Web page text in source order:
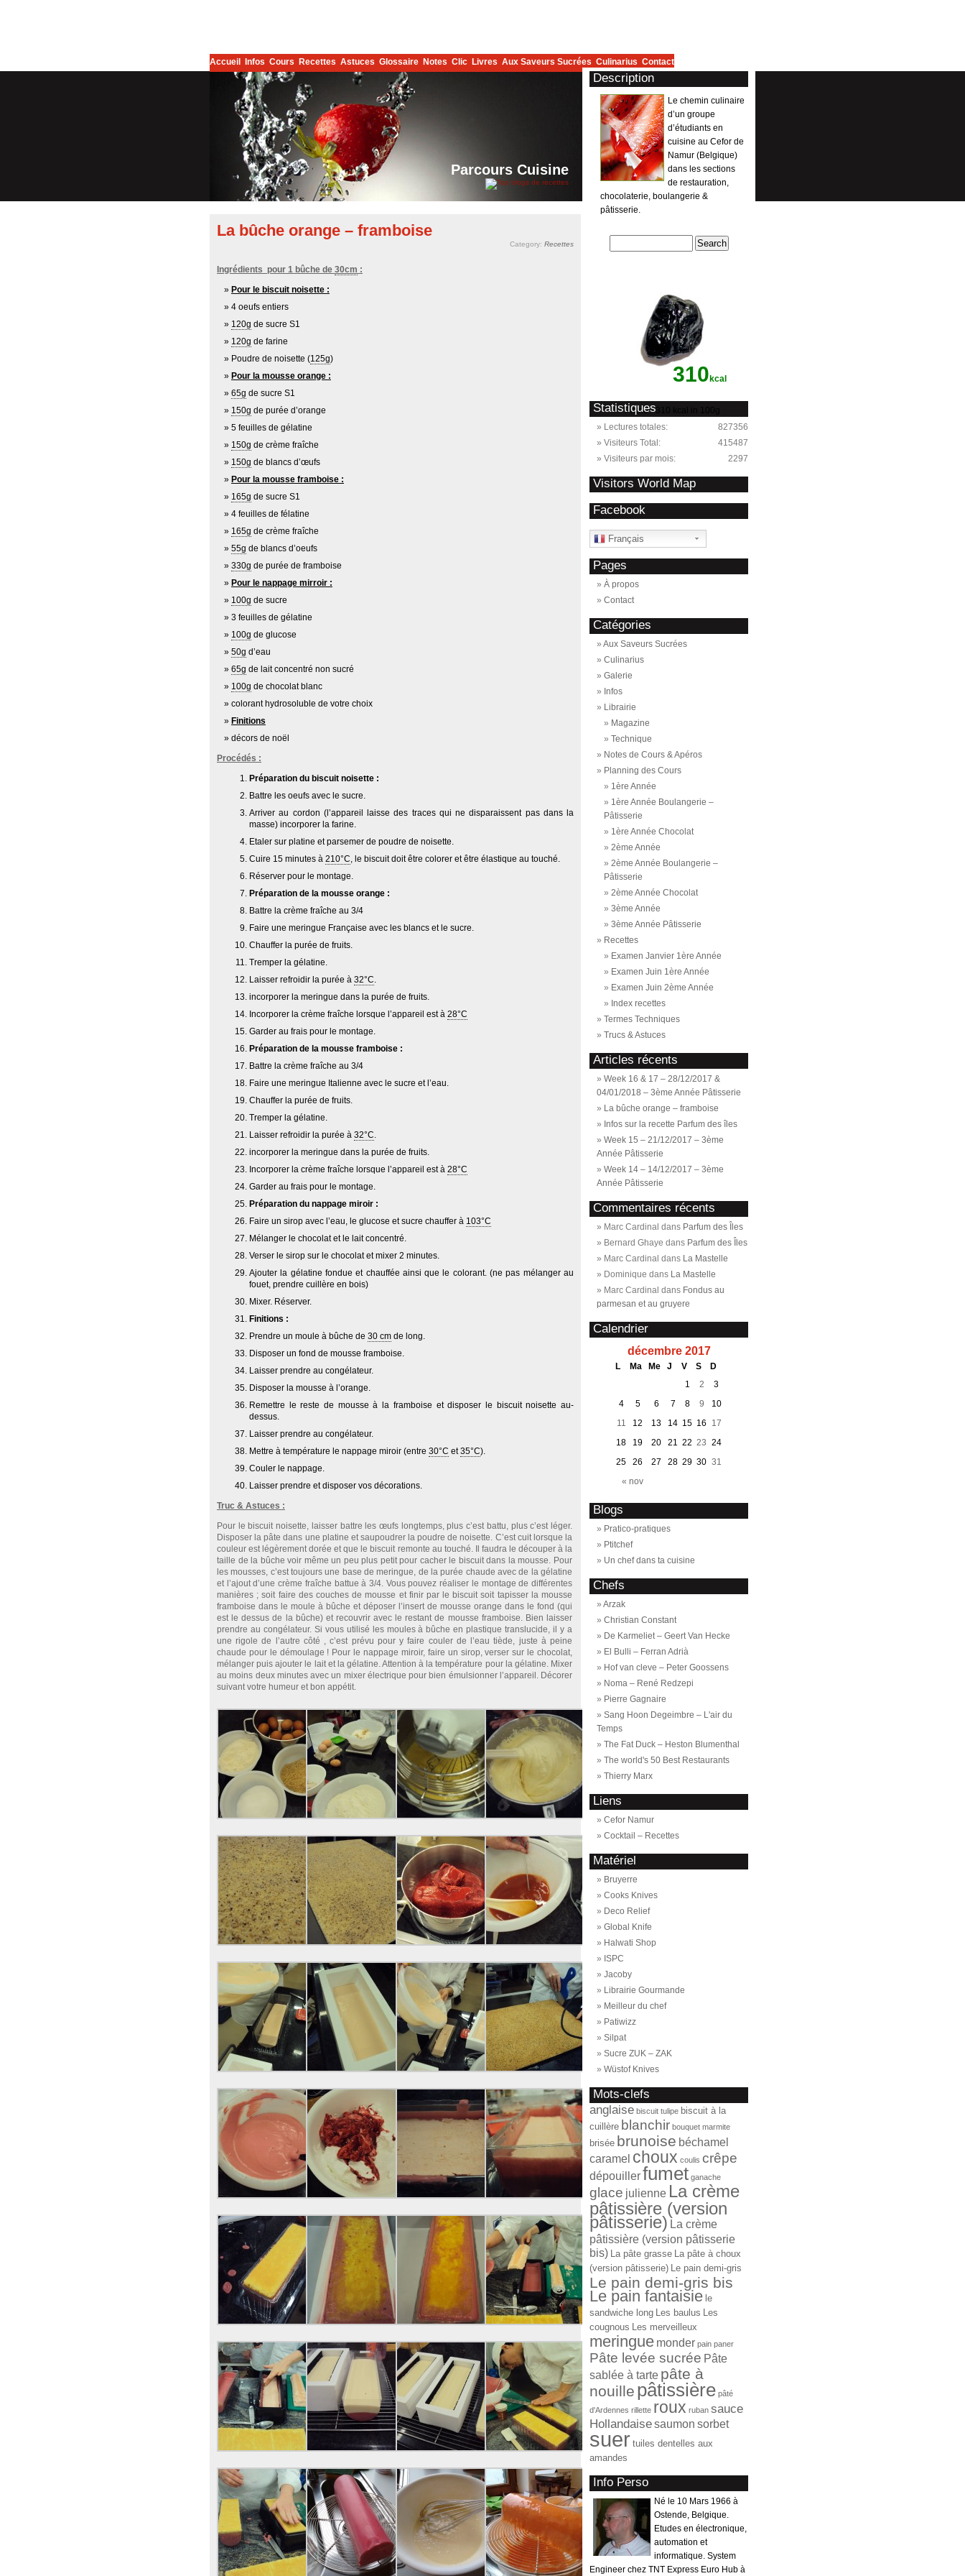
Accueil Infos Cours Recettes Astuces Glossaire Notes Clic Livres Aux Saveurs Sucrées Culinarius Contact
Parcours Cuisine
La bûche orange – framboise
Category: Recettes
Ingrédients pour 1 bûche de 30cm :
Pour le biscuit noisette :
4 oeufs entiers
120g de sucre S1
120g de farine
Poudre de noisette (125g)
Pour la mousse orange :
65g de sucre S1
150g de purée d’orange
5 feuilles de gélatine
150g de crème fraîche
150g de blancs d’œufs
Pour la mousse framboise :
165g de sucre S1
4 feuilles de félatine
165g de crème fraîche
55g de blancs d’oeufs
330g de purée de framboise
Pour le nappage mirroir :
100g de sucre
3 feuilles de gélatine
100g de glucose
50g d’eau
65g de lait concentré non sucré
100g de chocolat blanc
colorant hydrosoluble de votre choix
Finitions
décors de noël
Procédés :
Préparation du biscuit noisette :
Battre les oeufs avec le sucre.
Arriver au cordon (l’appareil laisse des traces qui ne disparaissent pas dans la
masse) incorporer la farine.
Etaler sur platine et parsemer de poudre de noisette.
Cuire 15 minutes à 210°C, le biscuit doit être colorer et être élastique au touché.
Réserver pour le montage.
Préparation de la mousse orange :
Battre la crème fraîche au 3/4
Faire une meringue Française avec les blancs et le sucre.
Chauffer la purée de fruits.
Tremper la gélatine.
Laisser refroidir la purée à 32°C.
incorporer la meringue dans la purée de fruits.
Incorporer la crème fraîche lorsque l’appareil est à 28°C
Garder au frais pour le montage.
Préparation de la mousse framboise :
Battre la crème fraîche au 3/4
Faire une meringue Italienne avec le sucre et l’eau.
Chauffer la purée de fruits.
Tremper la gélatine.
Laisser refroidir la purée à 32°C.
incorporer la meringue dans la purée de fruits.
Incorporer la crème fraîche lorsque l’appareil est à 28°C
Garder au frais pour le montage.
Préparation du nappage miroir :
Faire un sirop avec l’eau, le glucose et sucre chauffer à 103°C
Mélanger le chocolat et le lait concentré.
Verser le sirop sur le chocolat et mixer 2 minutes.
Ajouter la gélatine fondue et chauffée ainsi que le colorant. (ne pas mélanger au
fouet, prendre cuillère en bois)
Mixer. Réserver.
Finitions :
Prendre un moule à bûche de 30 cm de long.
Disposer un fond de mousse framboise.
Laisser prendre au congélateur.
Disposer la mousse à l’orange.
Remettre le reste de mousse à la framboise et disposer le biscuit noisette au-
dessus.
Laisser prendre au congélateur.
Mettre à température le nappage miroir (entre 30°C et35°C).
Couler le nappage.
Laisser prendre et disposer vos décorations.
Truc & Astuces :
Pour le biscuit noisette, laisser battre les œufs longtemps, plus c’est battu, plus c’est léger.
Disposer la pâte dans une platine et saupoudrer la poudre de noisette. C’est cuit lorsque la
couleur est légèrement dorée et que le biscuit remonte au touché. Il faudra le découper à la
taille de la bûche voir même un peu plus petit pour cacher le biscuit dans la mousse. Pour
les mousses, c’est toujours une base de meringue, de la purée chaude avec de la gélatine
et l’ajout d’une crème fraîche battue à 3/4. Vous pouvez réaliser le montage de différentes
manières ; soit faire des couches de mousse et finir par le biscuit soit tapisser la mousse
framboise dans le moule à bûche et déposer l’insert de mousse orange dans le fond (qui
est le dessus de la bûche) et recouvrir avec le restant de mousse framboise. Bien laisser
prendre au congélateur. Si vous utilisé les moules à bûche en plastique translucide, il y a
une rigole de l’autre côté , c’est prévu pour y faire couler de l’eau tiède, juste à peine
chaude pour le démoulage ! Pour le nappage miroir, faire un sirop, verser sur le chocolat,
mélanger puis ajouter le lait et la gélatine. Attention à la température pour la gélatine. Mixer
au moins deux minutes avec un mixer électrique pour bien émulsionner l’appareil. Décorer
suivant votre humeur et bon appétit.
Description
Le chemin culinaire
d’un groupe
d’étudiants en
cuisine au Cefor de
Namur (Belgique)
dans les sections
de restauration,
chocolaterie, boulangerie &
pâtisserie.
310 kcal
Prune - 310 kcal in 100g
Statistiques
827356
Lectures totales:
415487
Visiteurs Total:
2297
Visiteurs par mois:
Visitors World Map
Facebook
Français
Pages
À propos
Contact
Catégories
Aux Saveurs Sucrées
Culinarius
Galerie
Infos
Librairie
Magazine
Technique
Notes de Cours & Apéros
Planning des Cours
1ère Année
1ère Année Boulangerie –
Pâtisserie
1ère Année Chocolat
2ème Année
2ème Année Boulangerie –
Pâtisserie
2ème Année Chocolat
3ème Année
3ème Année Pâtisserie
Recettes
Examen Janvier 1ère Année
Examen Juin 1ère Année
Examen Juin 2ème Année
Index recettes
Termes Techniques
Trucs & Astuces
Articles récents
Week 16 & 17 – 28/12/2017 &
04/01/2018 – 3ème Année Pâtisserie
La bûche orange – framboise
Infos sur la recette Parfum des îles
Week 15 – 21/12/2017 – 3ème
Année Pâtisserie
Week 14 – 14/12/2017 – 3ème
Année Pâtisserie
Commentaires récents
Marc Cardinal dans Parfum des Îles
Bernard Ghaye dans Parfum des Îles
Marc Cardinal dans La Mastelle
Dominique dans La Mastelle
Marc Cardinal dans Fondus au
parmesan et au gruyere
Calendrier
décembre 2017
L Ma Me J V S D
« nov
1 2
3
4
5 6 7 8 9
10
11
12 13 14 15 16
17
18
19 20 21 22 23 24
25
26 27 28 29 30 31
Blogs
Pratico-pratiques
Ptitchef
Un chef dans ta cuisine
Chefs
Arzak
Christian Constant
De Karmeliet – Geert Van Hecke
El Bulli – Ferran Adrià
Hof van cleve – Peter Goossens
Noma – René Redzepi
Pierre Gagnaire
Sang Hoon Degeimbre – L'air du
Temps
The Fat Duck – Heston Blumenthal
The world's 50 Best Restaurants
Thierry Marx
Liens
Cefor Namur
Cocktail – Recettes
Matériel
Bruyerre
Cooks Knives
Deco Relief
Global Knife
Halwati Shop
ISPC
Jacoby
Librairie Gourmande
Meilleur du chef
Patiwizz
Silpat
Sucre ZUK – ZAK
Wüstof Knives
Mots-clefs
anglaise biscuit tulipe biscuit à la
cuillère blanchir bouquet marmite
brisée brunoise béchamel
caramel choux coulis crêpe
dépouillerfumet ganache
glace julienne La crème
pâtissière (version
pâtisserie) La crème
pâtissière (version pâtisserie
bis) La pâte grasse La pâte à choux
(version pâtisserie) Le pain demi-gris
Le pain demi-gris bis
Le pain fantaisie le
sandwiche long Les baulus Les
cougnous Les merveilleux
meringue monder pain paner
Pâte levée sucrée Pâte
sablée à tarte pâte à
nouille pâtissière pâté
d'Ardennes rillette roux ruban sauce
Hollandaisesaumon sorbet
suer tuiles dentelles aux
amandes
Info Perso
Né le 10 Mars 1966 à
Ostende, Belgique.
Etudes en électronique,
automation et
informatique. System
Engineer chez TNT Express Euro Hub à